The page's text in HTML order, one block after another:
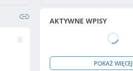
AKTYWNE WPISY
POKAŻ WIĘCEJ